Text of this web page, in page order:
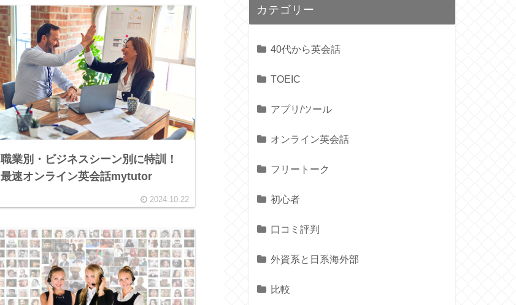
職業別・ビジネスシーン別に特訓！
最速オンライン英会話mytutor
2024.10.22
カテゴリー
40代から英会話
TOEIC
アプリ/ツール
オンライン英会話
フリートーク
初心者
口コミ評判
外資系と日系海外部
比較